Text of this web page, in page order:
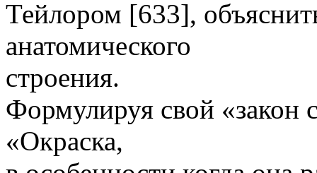
Тейлором [633],
анатомического
строения.
Формулируя свой «закон
«Окраска,